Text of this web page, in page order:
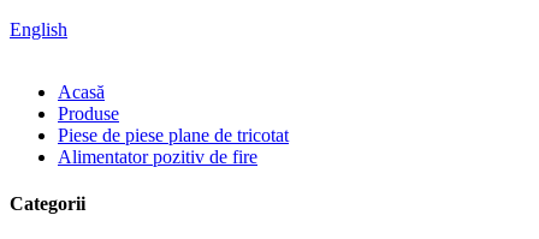
English
Acasă
Produse
Piese de piese plane de tricotat
Alimentator pozitiv de fire
Categorii